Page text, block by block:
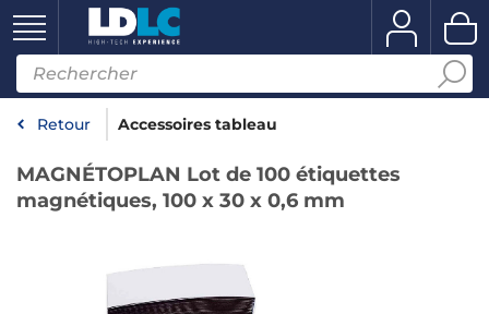
Retour Accessoires tableau
MAGNÉTOPLAN Lot de 100 étiquettes
magnétiques, 100 x 30 x 0,6 mm